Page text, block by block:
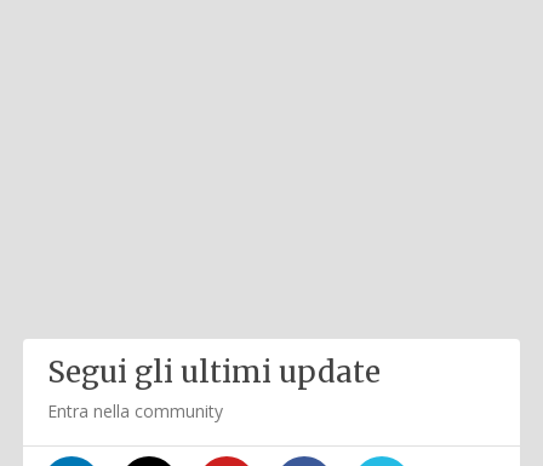
Segui gli ultimi update
Entra nella community